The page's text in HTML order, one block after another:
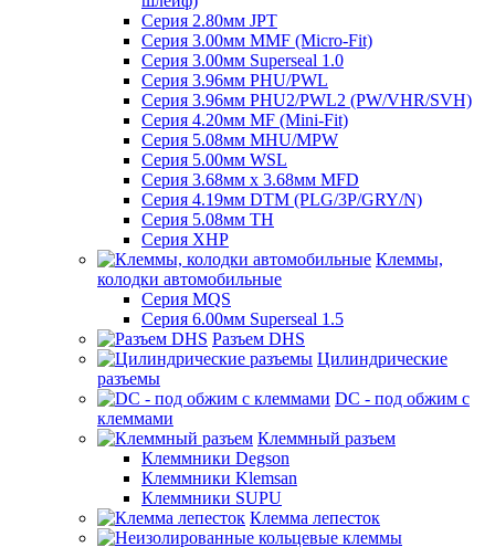
Серия 2.80мм JPT
Серия 3.00мм MMF (Micro-Fit)
Серия 3.00мм Superseal 1.0
Серия 3.96мм PHU/PWL
Серия 3.96мм PHU2/PWL2 (PW/VHR/SVH)
Серия 4.20мм MF (Mini-Fit)
Серия 5.08мм MHU/MPW
Серия 5.00мм WSL
Серия 3.68мм х 3.68мм MFD
Серия 4.19мм DTM (PLG/3P/GRY/N)
Серия 5.08мм TH
Серия XHP
Клеммы,
колодки автомобильные
Серия MQS
Серия 6.00мм Superseal 1.5
Разъем DHS
Цилиндрические
разъемы
DC - под обжим с
клеммами
Клеммный разъем
Клеммники Degson
Клеммники Klemsan
Клеммники SUPU
Клемма лепесток